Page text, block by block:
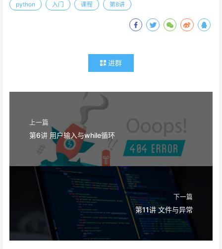
python 入门 课程 第8讲
进群
上一篇
第6讲 用户输入与while循环
下一篇
第11讲 文件与异常